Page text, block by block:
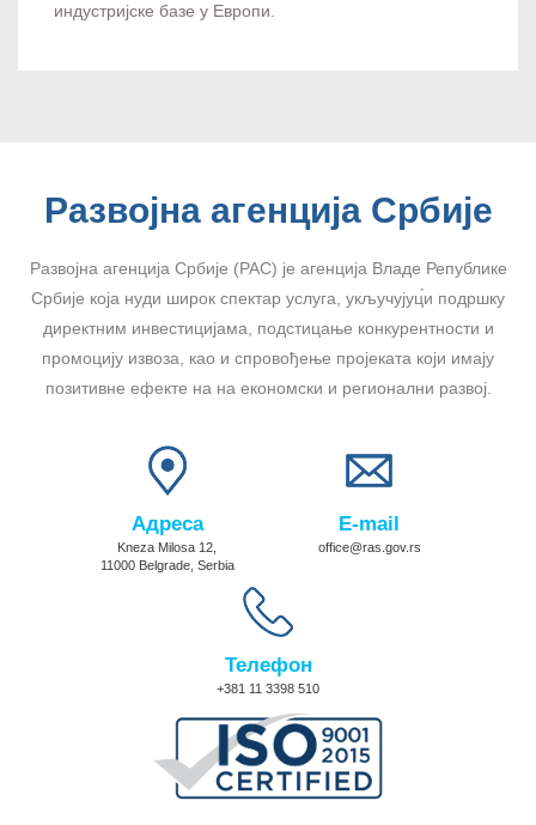
индустријске базе у Европи.
Развојна агенција Србије
Развојна агенција Србије (РАС) је агенција Владе Републике
Србије која нуди широк спектар услуга, укључујуц́и подршку
директним инвестицијама, подстицање конкурентности и
промоцију извоза, као и спровођење пројеката који имају
позитивне ефекте на на економски и регионални развој.
Адреса
Kneza Milosa 12,
11000 Belgrade, Serbia
E-mail
office@ras.gov.rs
Телефон
+381 11 3398 510